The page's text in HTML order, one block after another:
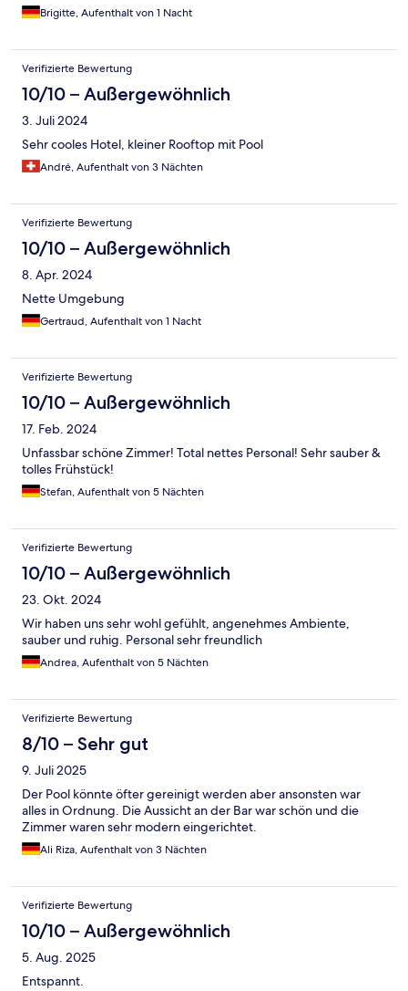
Brigitte, Aufenthalt von 1 Nacht
Verifizierte Bewertung
10/10 – Außergewöhnlich
3. Juli 2024
Sehr cooles Hotel, kleiner Rooftop mit Pool
André, Aufenthalt von 3 Nächten
Verifizierte Bewertung
10/10 – Außergewöhnlich
8. Apr. 2024
Nette Umgebung
Gertraud, Aufenthalt von 1 Nacht
Verifizierte Bewertung
10/10 – Außergewöhnlich
17. Feb. 2024
Unfassbar schöne Zimmer! Total nettes Personal! Sehr sauber &
tolles Frühstück!
Stefan, Aufenthalt von 5 Nächten
Verifizierte Bewertung
10/10 – Außergewöhnlich
23. Okt. 2024
Wir haben uns sehr wohl gefühlt, angenehmes Ambiente,
sauber und ruhig. Personal sehr freundlich
Andrea, Aufenthalt von 5 Nächten
Verifizierte Bewertung
8/10 – Sehr gut
9. Juli 2025
Der Pool könnte öfter gereinigt werden aber ansonsten war
alles in Ordnung. Die Aussicht an der Bar war schön und die
Zimmer waren sehr modern eingerichtet.
Ali Riza, Aufenthalt von 3 Nächten
Verifizierte Bewertung
10/10 – Außergewöhnlich
5. Aug. 2025
Entspannt.